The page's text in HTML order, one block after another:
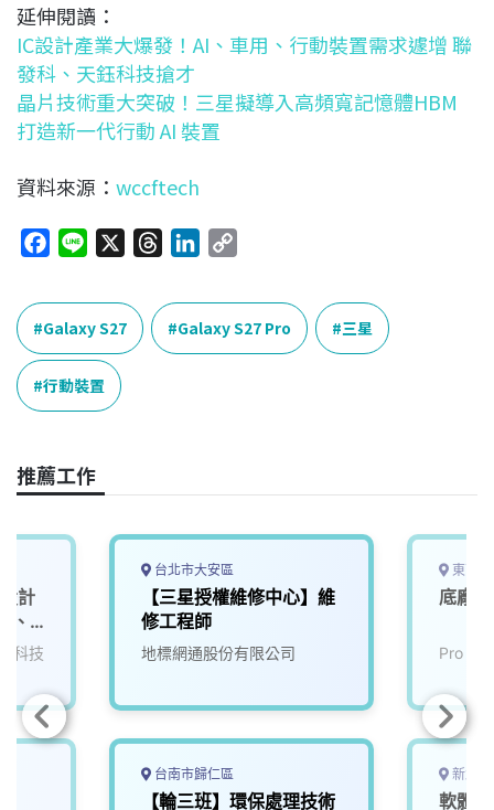
延伸閱讀：
IC設計產業大爆發！AI、車用、行動裝置需求遽增 聯
發科、天鈺科技搶才
晶片技術重大突破！三星擬導入高頻寬記憶體HBM
打造新一代行動 AI 裝置
資料來源： wccftech
c
e
b
o
o
n
e
r
e
a
n
k
e
p
y
L
Galaxy S27 Galaxy S27 Pro 三星
行動裝置
推薦工作
計
、
科技
台北市大安區
【三星授權維修中心】維
修工程師
地標網通股份有限公司
台南市歸仁區
【輪三班】環保處理技術
東南
底廠
Pro
新北
軟體